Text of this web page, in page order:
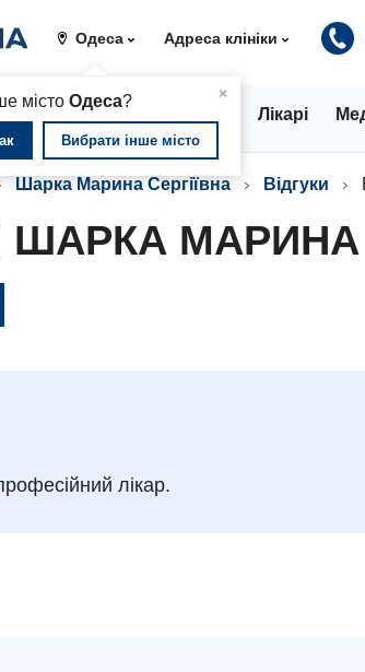
Одеса
×
містоОдеса?
Вибрати інше місто
Адреса клініки
Стаціонар Лікарі
Шарка Марина Сергіївна Відгуки
ШАРКА МАРИНА
лікар.